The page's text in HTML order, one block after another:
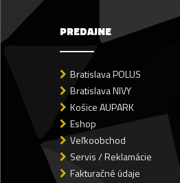
PREDAJNE
Bratislava POLUS
Bratislava NIVY
Košice AUPARK
Eshop
Veľkoobchod
Servis / Reklamácie
Fakturačné údaje